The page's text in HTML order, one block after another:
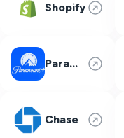
Shopify
Paramount Plus
Chase